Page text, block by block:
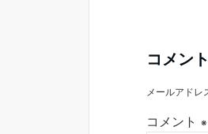
コメン
メールアドレ
コメント ※